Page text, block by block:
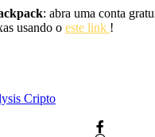
: abra uma conta
usando o este link !
Cripto